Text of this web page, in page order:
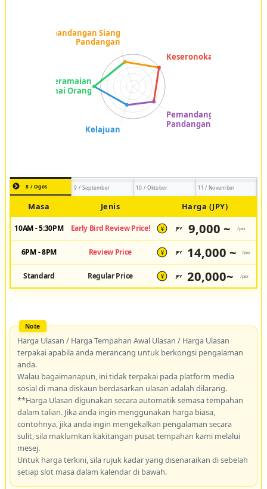
8 / Ogos 9 / September 10 / Oktober 11 / November
Masa Jenis Harga (JPY)
10AM - 5:30PM Early Bird Review Price! ¥ JPY 9,000 ~ /pax
6PM - 8PM Review Price ¥ JPY 14,000 ~ /pax
Standard Regular Price ¥ JPY 20,000~ /pax
Harga Ulasan / Harga Tempahan Awal Ulasan / Harga Ulasan
terpakai apabila anda merancang untuk berkongsi pengalaman
anda.
Walau bagaimanapun, ini tidak terpakai pada platform media
sosial di mana diskaun berdasarkan ulasan adalah dilarang.
**Harga Ulasan digunakan secara automatik semasa tempahan
dalam talian. Jika anda ingin menggunakan harga biasa,
contohnya, jika anda ingin mengekalkan pengalaman secara
sulit, sila maklumkan kakitangan pusat tempahan kami melalui
mesej.
Untuk harga terkini, sila rujuk kadar yang disenaraikan di sebelah
setiap slot masa dalam kalendar di bawah.